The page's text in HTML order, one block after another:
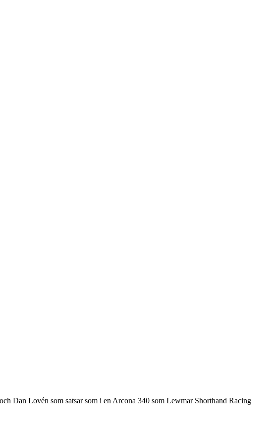
Dan Lovén som satsar som i en Arcona 340 som Lewmar Shorthand Racing